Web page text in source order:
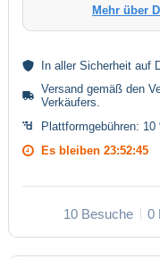
Mehr über
In aller Sicherheit auf
Versand gemäß den
Verkäufers
Plattformgebühren: 10
Es bleiben 23:52:45
10 Besuche 0